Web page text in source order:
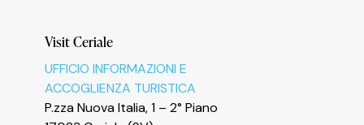
Visit Ceriale
UFFICIO INFORMAZIONI E
ACCOGLIENZA TURISTICA
P.zza Nuova Italia, 1 – 2° Piano